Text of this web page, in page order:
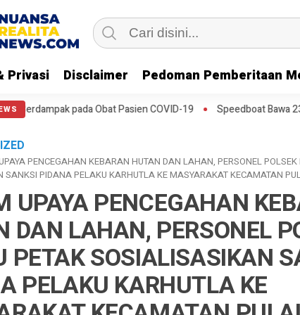
Privasi Disclaimer Pedoman Pemberitaan
Obat Pasien COVID-19 Speedboat Bawa 23 Migran
PENCEGAHAN KEBARAN HUTAN DAN LAHAN, PERSONEL POLSEK
SANKSI PIDANA PELAKU KARHUTLA KE MASYARAKAT KECAMATAN
UPAYA PENCEGAHAN
DAN LAHAN, PERSONEL
PETAK SOSIALISASIKAN
PELAKU KARHUTLA KE